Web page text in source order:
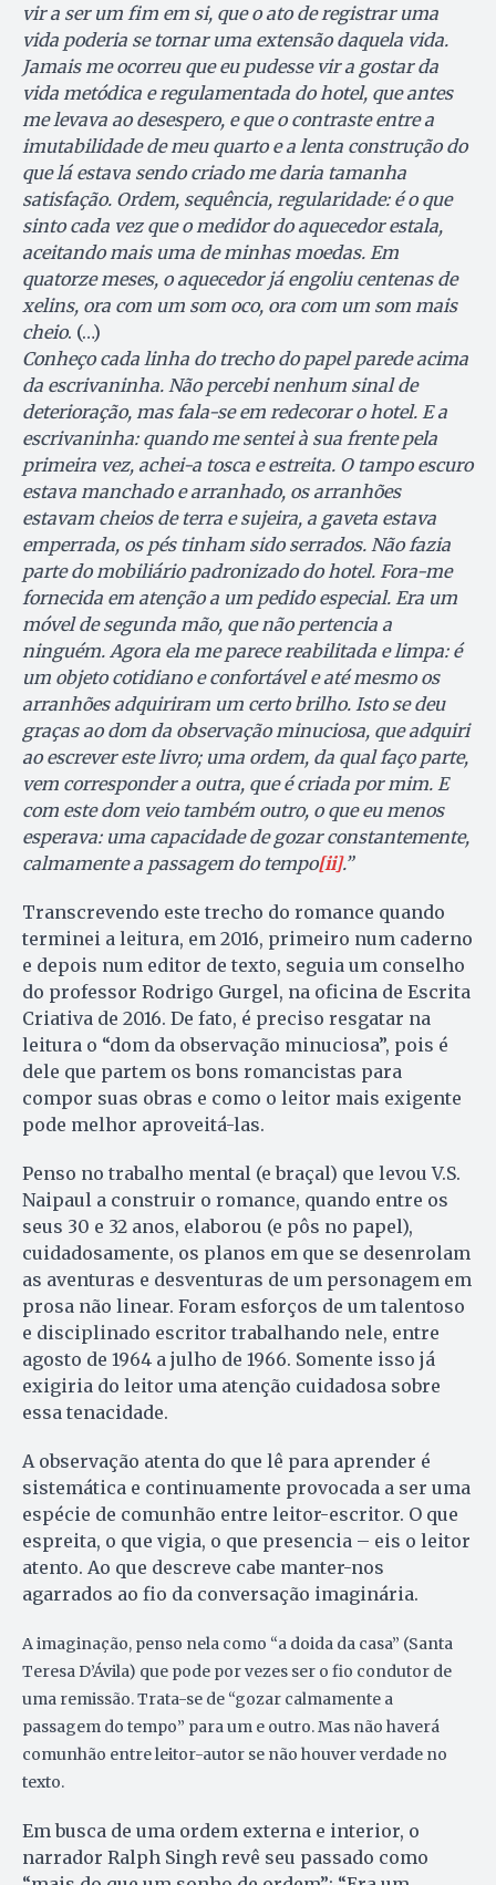
vir a ser um fim em si, que o ato de registrar uma
vida poderia se tornar uma extensão daquela vida.
Jamais me ocorreu que eu pudesse vir a gostar da
vida metódica e regulamentada do hotel, que antes
me levava ao desespero, e que o contraste entre a
imutabilidade de meu quarto e a lenta construção do
que lá estava sendo criado me daria tamanha
satisfação. Ordem, sequência, regularidade: é o que
sinto cada vez que o medidor do aquecedor estala,
aceitando mais uma de minhas moedas. Em
quatorze meses, o aquecedor já engoliu centenas de
xelins, ora com um som oco, ora com um som mais
cheio. (…)
Conheço cada linha do trecho do papel parede acima
da escrivaninha. Não percebi nenhum sinal de
deterioração, mas fala-se em redecorar o hotel. E a
escrivaninha: quando me sentei à sua frente pela
primeira vez, achei-a tosca e estreita. O tampo escuro
estava manchado e arranhado, os arranhões
estavam cheios de terra e sujeira, a gaveta estava
emperrada, os pés tinham sido serrados. Não fazia
parte do mobiliário padronizado do hotel. Fora-me
fornecida em atenção a um pedido especial. Era um
móvel de segunda mão, que não pertencia a
ninguém. Agora ela me parece reabilitada e limpa: é
um objeto cotidiano e confortável e até mesmo os
arranhões adquiriram um certo brilho. Isto se deu
graças ao dom da observação minuciosa, que adquiri
ao escrever este livro; uma ordem, da qual faço parte,
vem corresponder a outra, que é criada por mim. E
com este dom veio também outro, o que eu menos
esperava: uma capacidade de gozar constantemente,
calmamente a passagem do tempo[ii].”
Transcrevendo este trecho do romance quando
terminei a leitura, em 2016, primeiro num caderno
e depois num editor de texto, seguia um conselho
do professor Rodrigo Gurgel, na oficina de Escrita
Criativa de 2016. De fato, é preciso resgatar na
leitura o “dom da observação minuciosa”, pois é
dele que partem os bons romancistas para
compor suas obras e como o leitor mais exigente
pode melhor aproveitá-las.
Penso no trabalho mental (e braçal) que levou V.S.
Naipaul a construir o romance, quando entre os
seus 30 e 32 anos, elaborou (e pôs no papel),
cuidadosamente, os planos em que se desenrolam
as aventuras e desventuras de um personagem em
prosa não linear. Foram esforços de um talentoso
e disciplinado escritor trabalhando nele, entre
agosto de 1964 a julho de 1966. Somente isso já
exigiria do leitor uma atenção cuidadosa sobre
essa tenacidade.
A observação atenta do que lê para aprender é
sistemática e continuamente provocada a ser uma
espécie de comunhão entre leitor-escritor. O que
espreita, o que vigia, o que presencia – eis o leitor
atento. Ao que descreve cabe manter-nos
agarrados ao fio da conversação imaginária.
A imaginação, penso nela como “a doida da casa” (Santa
Teresa D’Ávila) que pode por vezes ser o fio condutor de
uma remissão. Trata-se de “gozar calmamente a
passagem do tempo” para um e outro. Mas não haverá
comunhão entre leitor-autor se não houver verdade no
texto.
Em busca de uma ordem externa e interior, o
narrador Ralph Singh revê seu passado como